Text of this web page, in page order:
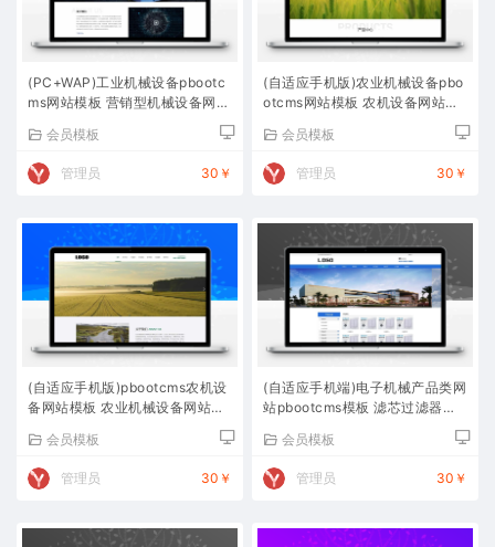
(PC+WAP)工业机械设备pbootc
ms网站模板 营销型机械设备网站
会员模板
管理员 30￥
(自适应手机版)农业机械设备pbo
otcms网站模板 农机设备网站源
会员模板
管理员 30￥
(自适应手机版)pbootcms农机设
备网站模板 农业机械设备网站源
会员模板
管理员 30￥
(自适应手机端)电子机械产品类网
站pbootcms模板 滤芯过滤器网
会员模板
管理员 30￥